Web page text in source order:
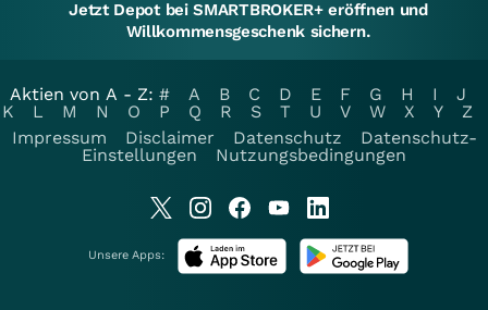
Jetzt Depot bei SMARTBROKER+ eröffnen und
Willkommensgeschenk sichern.
Aktien von A - Z: # A B C D E F G H I
J
K
L M N O P Q R S T U V W X Y
Z
Impressum
Disclaimer Datenschutz
Datenschutz-
Einstellungen
Nutzungsbedingungen
Unsere Apps: